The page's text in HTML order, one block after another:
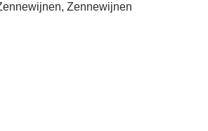
Zennewijnen